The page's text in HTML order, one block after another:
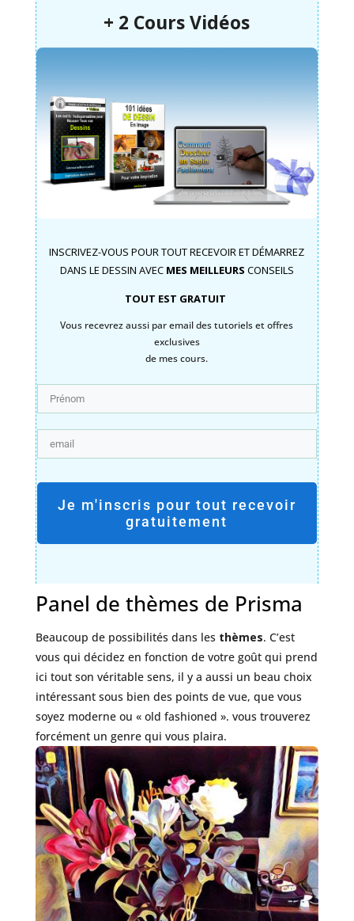
+ 2 Cours Vidéos
INSCRIVEZ-VOUS POUR TOUT RECEVOIR ET DÉMARREZ
DANS LE DESSIN AVEC MES MEILLEURS CONSEILS
TOUT EST GRATUIT
Vous recevrez aussi par email des tutoriels et offres
exclusives
de mes cours.
Je m'inscris pour tout recevoir
gratuitement
Panel de thèmes de Prisma
Beaucoup de possibilités dans les thèmes. C’est
vous qui décidez en fonction de votre goût qui prend
ici tout son véritable sens, il y a aussi un beau choix
intéressant sous bien des points de vue, que vous
soyez moderne ou « old fashioned ». vous trouverez
forcément un genre qui vous plaira.